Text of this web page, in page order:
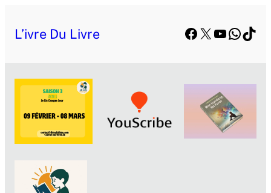
L’ivre Du Livre Facebook
X YouTube